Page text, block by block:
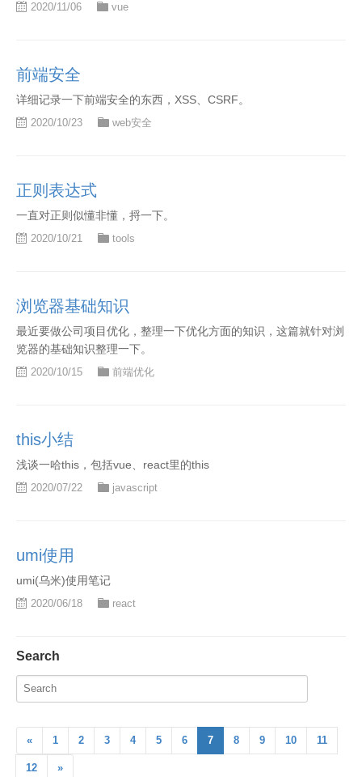
2020/11/06 vue
前端安全
详细记录一下前端安全的东西，XSS、CSRF。
2020/10/23 web安全
正则表达式
一直对正则似懂非懂，捋一下。
2020/10/21 tools
浏览器基础知识
最近要做公司项目优化，整理一下优化方面的知识，这篇就针对浏
览器的基础知识整理一下。
2020/10/15 前端优化
this小结
浅谈一哈this，包括vue、react里的this
2020/07/22 javascript
umi使用
umi(乌米)使用笔记
2020/06/18 react
Search
« 1 2 3 4 5 6 7 8 9 10 11
12 »